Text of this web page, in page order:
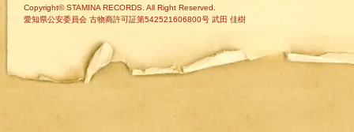
Copyright© STAMINA RECORDS. All Right Reserved.
愛知県公安委員会 古物商許可証第542521606800号 武田 佳樹